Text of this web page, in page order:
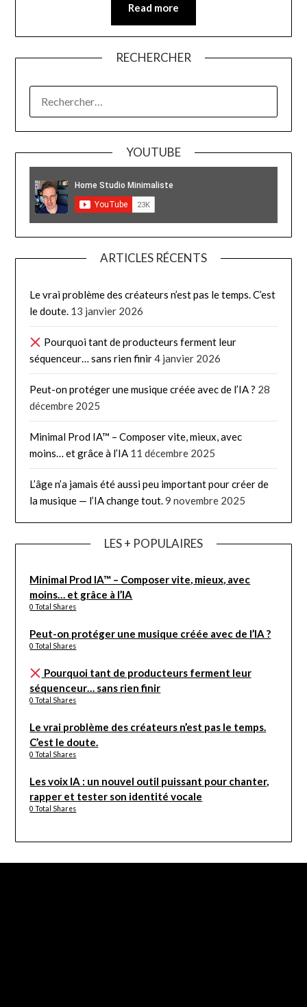
Read more
RECHERCHER
YOUTUBE
ARTICLES RÉCENTS
Le vrai problème des créateurs n’est pas le temps. C’est
le doute. 13 janvier 2026
Pourquoi tant de producteurs ferment leur
séquenceur… sans rien finir4 janvier 2026
Peut-on protéger une musique créée avec de l’IA ? 28
décembre 2025
Minimal Prod IA™ – Composer vite, mieux, avec
moins… et grâce à l’IA 11 décembre 2025
L’âge n’a jamais été aussi peu important pour créer de
la musique — l’IA change tout.9 novembre 2025
LES + POPULAIRES
Minimal Prod IA™ – Composer vite, mieux, avec
moins… et grâce à l’IA
0 Total Shares
Peut-on protéger une musique créée avec de l’IA ?
0 Total Shares
Pourquoi tant de producteurs ferment leur
séquenceur… sans rien finir
0 Total Shares
Le vrai problème des créateurs n’est pas le temps.
C’est le doute.
0 Total Shares
Les voix IA : un nouvel outil puissant pour chanter,
rapper et tester son identité vocale
0 Total Shares